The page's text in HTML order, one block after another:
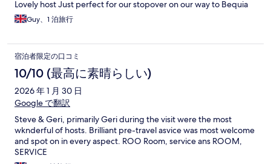
Lovely host Just perfect for our stopover on our way to Bequia
Guy、1 泊旅行
宿泊者限定の口コミ
10/10 (最高に素晴らしい)
2026 年 1 月 30 日
Google で翻訳
Steve & Geri, primarily Geri during the visit were the most
wknderful of hosts. Brilliant pre-travel asvice was most welcome
and spot on in every aspect. ROO Room, service ans ROOM,
SERVICE